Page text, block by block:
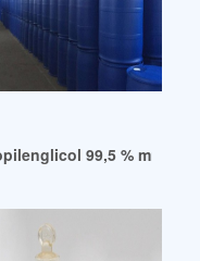
alta pureza de grado
99,5 % mín.